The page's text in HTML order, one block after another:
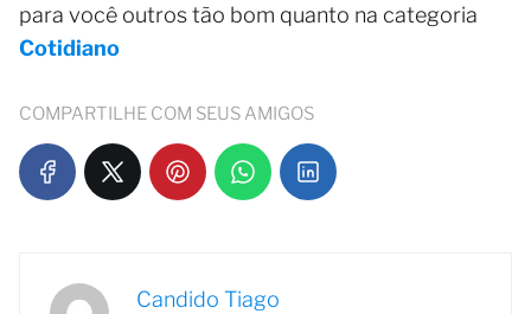
para você outros tão bom quanto na categoria
Cotidiano
COMPARTILHE COM SEUS AMIGOS
Candido Tiago